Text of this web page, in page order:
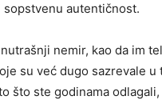
sopstvenu autentičnost.
nemir, kao da im
su već dugo sazrevale u
što ste godinama